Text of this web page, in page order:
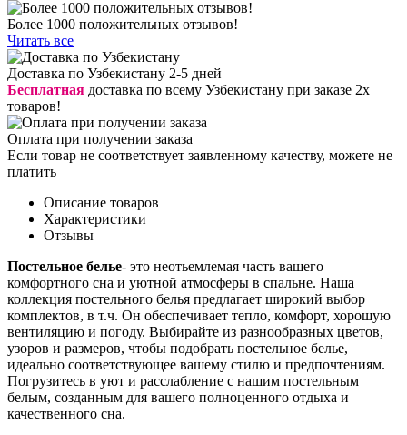
Более 1000 положительных отзывов!
Читать все
Доставка по Узбекистану 2-5 дней
Бесплатная доставка по всему Узбекистану при заказе 2х
товаров!
Оплата при получении заказа
Если товар не соответствует заявленному качеству, можете не
платить
Описание товаров
Характеристики
Отзывы
Постельное белье- это неотьемлемая часть вашего
комфортного сна и уютной атмосферы в спальне. Наша
коллекция постельного белья предлагает широкий выбор
комплектов, в т.ч. Он обеспечивает тепло, комфорт, хорошую
вентиляцию и погоду. Выбирайте из разнообразных цветов,
узоров и размеров, чтобы подобрать постельное белье,
идеально соответствующее вашему стилю и предпочтениям.
Погрузитесь в уют и расслабление с нашим постельным
белым, созданным для вашего полноценного отдыха и
качественного сна.